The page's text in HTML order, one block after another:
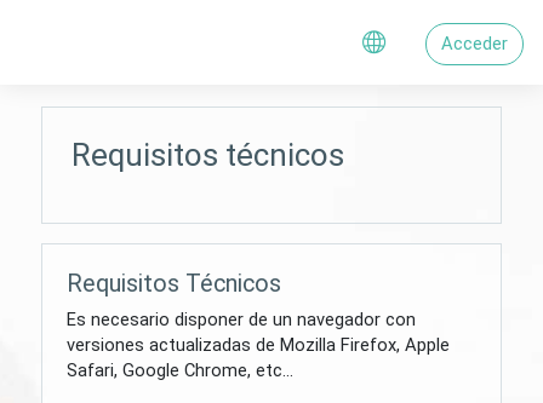
Acceder
Requisitos técnicos
Requisitos Técnicos
Es necesario disponer de un navegador con
versiones actualizadas de Mozilla Firefox, Apple
Safari, Google Chrome, etc...